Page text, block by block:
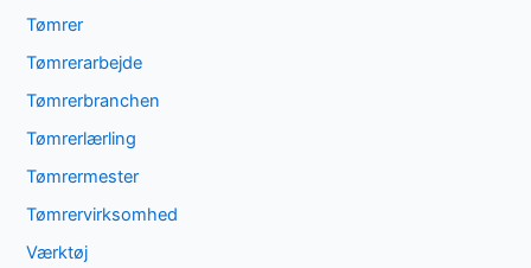
Tømrer
Tømrerarbejde
Tømrerbranchen
Tømrerlærling
Tømrermester
Tømrervirksomhed
Værktøj